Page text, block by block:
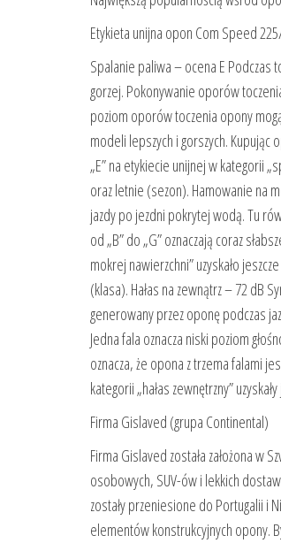
Etykieta unijna opon Com Speed
Spalanie paliwa – ocena E Podczas
gorzej. Pokonywanie oporów
poziom oporów toczenia opony
modeli lepszych i gorszych. Kupując
„E” na etykiecie unijnej w kategorii
oraz letnie (sezon). Hamowanie na
jazdy po jezdni pokrytej wodą. Tu
od „B” do „G” oznaczają coraz
mokrej nawierzchni” uzyskało
(klasa). Hałas na zewnątrz – 72 dB
generowany przez oponę podczas
Jedna fala oznacza niski poziom
oznacza, że opona z trzema falami
kategorii „hałas zewnętrzny”
Firma Gislaved (grupa Continental)
Firma Gislaved została założona w
osobowych, SUV-ów i lekkich
zostały przeniesione do Portugalii i
elementów konstrukcyjnych opony.